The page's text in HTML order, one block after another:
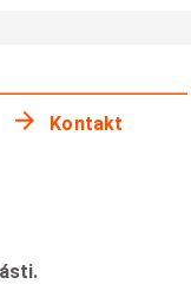
Kontakt